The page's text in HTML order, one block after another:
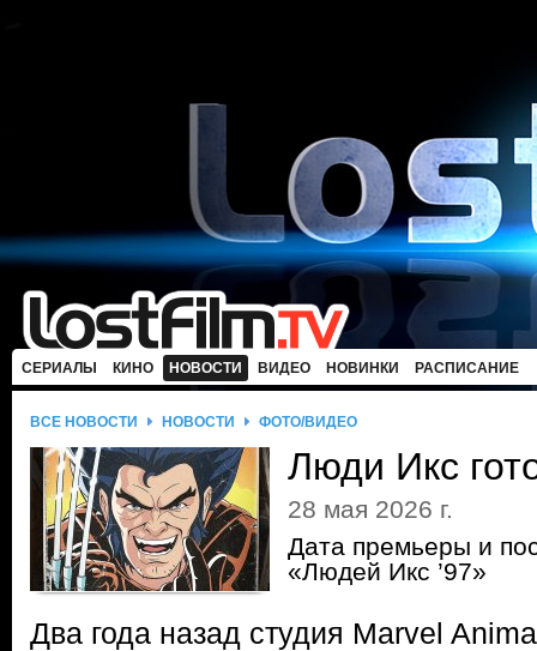
СЕРИАЛЫ КИНО НОВОСТИ ВИДЕО НОВИНКИ РАСПИСАНИЕ
ВСЕ НОВОСТИ НОВОСТИ ФОТО/ВИДЕО
Люди Икс
28 мая 2026 г.
Дата премьеры и
«Людей Икс ’97»
Два года назад студия Marvel